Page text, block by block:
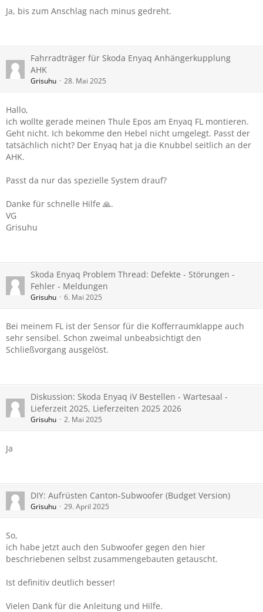
Ja, bis zum Anschlag nach minus gedreht.
Fahrradträger für Skoda Enyaq Anhängerkupplung
AHK
Grisuhu 28. Mai 2025
Hallo,
ich wollte gerade meinen Thule Epos am Enyaq FL montieren.
Geht nicht. Ich bekomme den Hebel nicht umgelegt. Passt der
tatsächlich nicht? Der Enyaq hat ja die Knubbel seitlich an der
AHK.
Passt da nur das spezielle System drauf?
Danke für schnelle Hilfe 🙏.
VG
Grisuhu
Skoda Enyaq Problem Thread: Defekte - Störungen -
Fehler - Meldungen
Grisuhu 6. Mai 2025
Bei meinem FL ist der Sensor für die Kofferraumklappe auch
sehr sensibel. Schon zweimal unbeabsichtigt den
Schließvorgang ausgelöst.
Diskussion: Skoda Enyaq iV Bestellen - Wartesaal -
Lieferzeit 2025, Lieferzeiten 2025 2026
Grisuhu 2. Mai 2025
Ja
DIY: Aufrüsten Canton-Subwoofer (Budget Version)
Grisuhu 29. April 2025
So,
ich habe jetzt auch den Subwoofer gegen den hier
beschriebenen selbst zusammengebauten getauscht.
Ist definitiv deutlich besser!
Vielen Dank für die Anleitung und Hilfe.